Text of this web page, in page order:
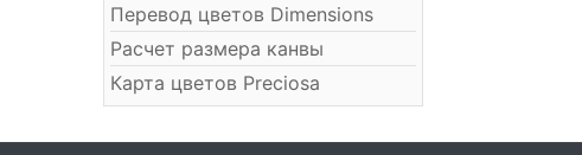
Перевод цветов Dimensions
Расчет размера канвы
Карта цветов Preciosa